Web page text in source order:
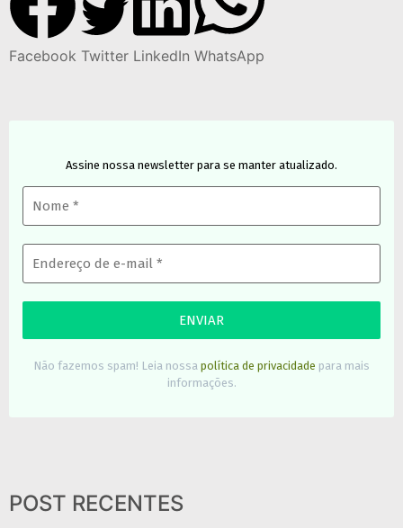
Facebook Twitter LinkedIn WhatsApp
Assine nossa newsletter para se manter atualizado.
Não fazemos spam! Leia nossa política de privacidade para mais
informações.
POST RECENTES